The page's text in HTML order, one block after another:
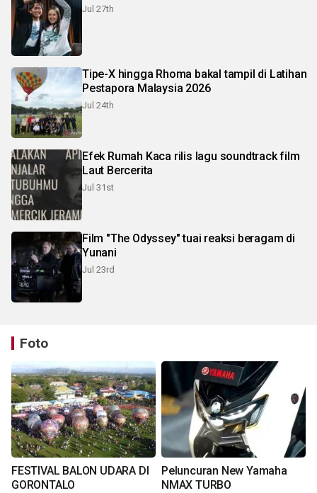
Jul 27th
Tipe-X hingga Rhoma bakal tampil di Latihan
Pestapora Malaysia 2026
Jul 24th
Efek Rumah Kaca rilis lagu soundtrack film
Laut Bercerita
Jul 31st
Film "The Odyssey" tuai reaksi beragam di
Yunani
Jul 23rd
Foto
FESTIVAL BALON UDARA DI
GORONTALO
Peluncuran New Yamaha
NMAX TURBO